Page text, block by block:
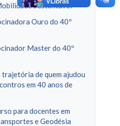
Sustentável
Ouro do 40º
Master do 40º
de quem ajudou
em 40 anos de
para docentes em
e Geodésia